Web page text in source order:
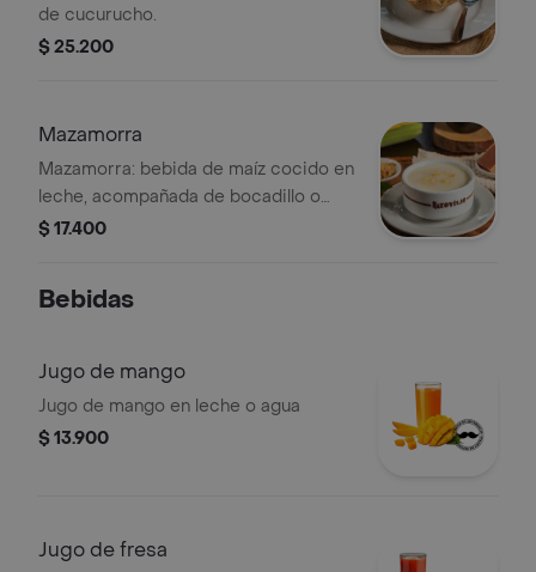
de cucurucho.
$ 25.200
Mazamorra
Mazamorra: bebida de maíz cocido en
leche, acompañada de bocadillo o
arequipe.
$ 17.400
Bebidas
Jugo de mango
Jugo de mango en leche o agua
$ 13.900
Jugo de fresa